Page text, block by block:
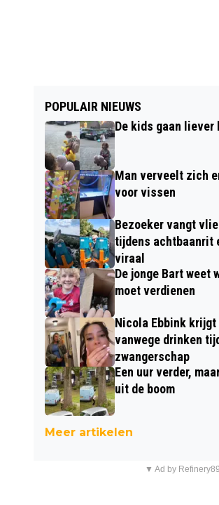
POPULAIR NIEUWS
De kids gaan liever
Man verveelt zich
voor vissen
Bezoeker vangt
tijdens achtbaanrit
viraal
De jonge Bart weet
moet verdienen
Nicola Ebbink
vanwege drinken
zwangerschap
Een uur verder,
uit de boom
Meer artikelen
▼ Ad by Refinery89